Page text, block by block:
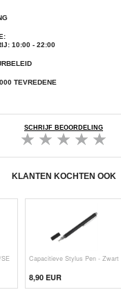
10:00 - 22:00
TEVREDENE
SCHRIJF BEOORDELING
KLANTEN KOCHTEN OOK
Capacitieve Stylus Pen - Zwart
8,90 EUR